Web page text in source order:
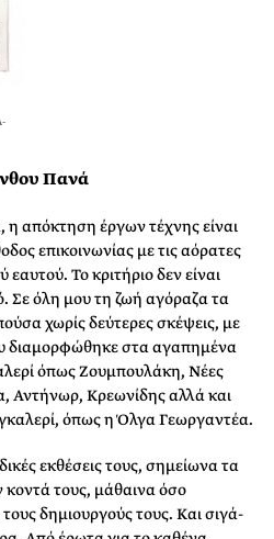
Πανά
η απόκτηση έργων τέχνης είναι
επικοινωνίας με τις αόρατες
Το κριτήριο δεν είναι
Σε όλη μου τη ζωή αγόραζα τα
χωρίς δεύτερες σκέψεις, με
διαμορφώθηκε στα αγαπημένα
όπως Ζουμπουλάκη, Νέες
Αντήνωρ, Κρεωνίδης αλλά και
όπως η Όλγα Γεωργαντέα.
εκθέσεις τους, σημείωνα τα
τους, μάθαινα όσο
δημιουργούς τους. Και σιγά-